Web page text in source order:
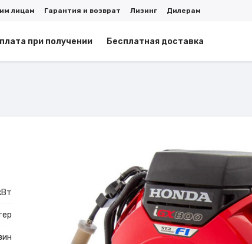
лицам Гарантия и возврат Лизинг Дилерам
при получении Бесплатная доставка